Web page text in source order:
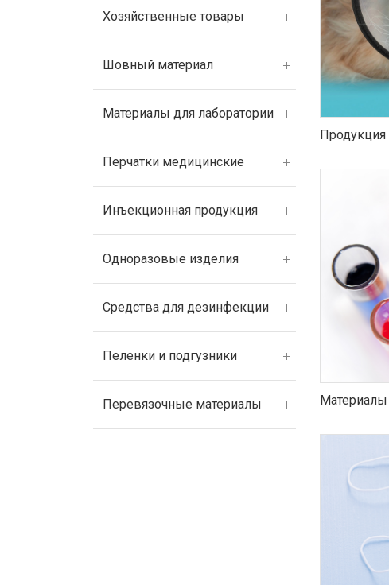
Хозяйственные товары
Шовный материал
Материалы для лаборатории
Перчатки медицинские
Инъекционная продукция
Одноразовые изделия
Средства для дезинфекции
Пеленки и подгузники
Перевязочные материалы
Продукция
Материалы